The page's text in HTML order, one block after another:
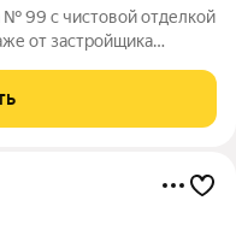
№ 99 с чистовой отделкой
от застройщика